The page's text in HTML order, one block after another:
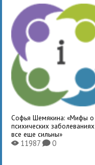
Софья Шемякина: «Мифы о
психических заболеваниях
все еще сильны»
X11987K0